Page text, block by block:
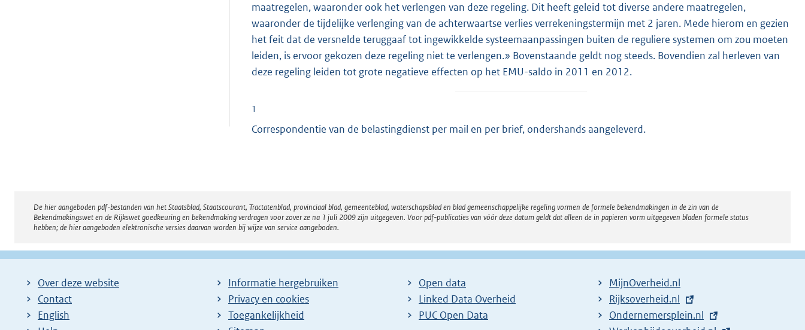
maatregelen, waaronder ook het verlengen van deze regeling. Dit heeft geleid tot diverse andere maatregelen,
waaronder de tijdelijke verlenging van de achterwaartse verlies verrekeningstermijn met 2 jaren. Mede hierom en gezien
het feit dat de versnelde teruggaaf tot ingewikkelde systeemaanpassingen buiten de reguliere systemen om zou moeten
leiden, is ervoor gekozen deze regeling niet te verlengen.» Bovenstaande geldt nog steeds. Bovendien zal herleven van
deze regeling leiden tot grote negatieve effecten op het EMU-saldo in 2011 en 2012.
1
Correspondentie van de belastingdienst per mail en per brief, ondershands aangeleverd.
Disclaimer
De hier aangeboden pdf-bestanden van het Staatsblad, Staatscourant, Tractatenblad, provinciaal blad, gemeenteblad, waterschapsblad en blad gemeenschappelijke regeling vormen de formele bekendmakingen in de zin van de
Bekendmakingswet en de Rijkswet goedkeuring en bekendmaking verdragen voor zover ze na 1 juli 2009 zijn uitgegeven. Voor pdf-publicaties van vóór deze datum geldt dat alleen de in papieren vorm uitgegeven bladen formele status
hebben; de hier aangeboden elektronische versies daarvan worden bij wijze van service aangeboden.
Over deze website
Contact
English
Informatie hergebruiken
Privacy en cookies
Toegankelijkheid
Open data
Linked Data Overheid
PUC Open Data
MijnOverheid.nl
E
x
Rijksoverheid.nl
E
Ondernemersplein.nl